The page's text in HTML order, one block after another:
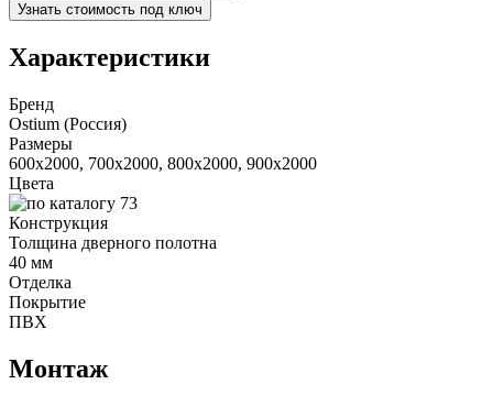
Узнать стоимость под ключ
Характеристики
Бренд
Ostium (Россия)
Размеры
600x2000, 700x2000, 800x2000, 900x2000
Цвета
Конструкция
Толщина дверного полотна
40 мм
Отделка
Покрытие
ПВХ
Монтаж